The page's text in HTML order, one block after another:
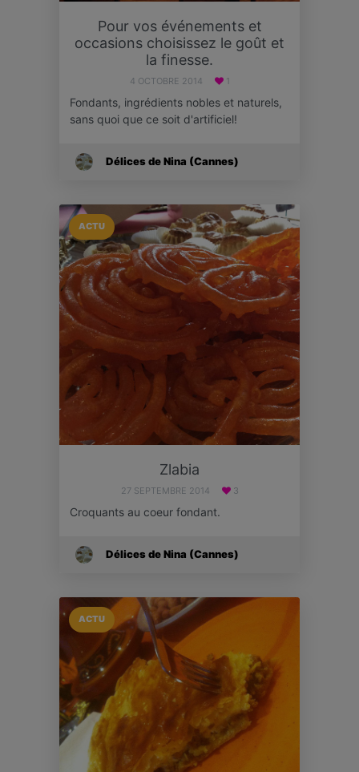
Pour vos événements et
occasions choisissez le goût et
la finesse.
4 OCTOBRE 2014 1
Fondants, ingrédients nobles et naturels,
sans quoi que ce soit d'artificiel!
Délices de Nina (Cannes)
ACTU
Zlabia
27 SEPTEMBRE 2014 3
Croquants au coeur fondant.
Délices de Nina (Cannes)
ACTU